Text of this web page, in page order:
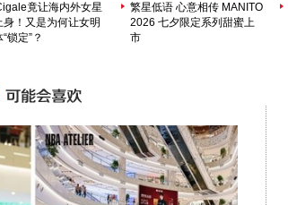
竟让海内外女星
身！又是为何让女明
锁定”？
繁星低语 心意相传 MANITO
2026 七夕限定系列甜蜜上
市